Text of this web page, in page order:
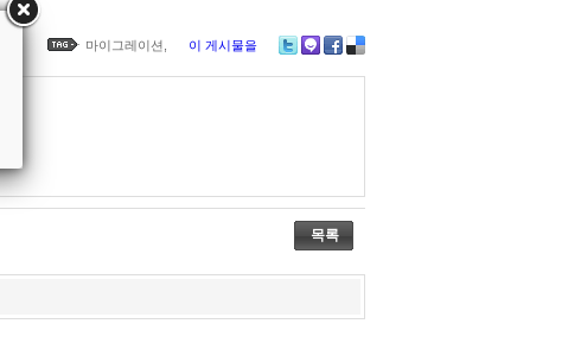
마이그레이션 이 게시물을
목록